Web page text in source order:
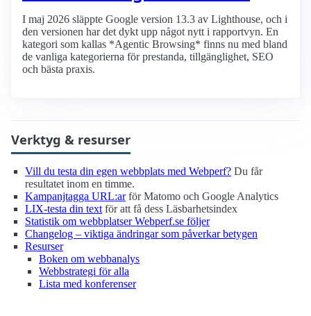
I maj 2026 släppte Google version 13.3 av Lighthouse, och i
den versionen har det dykt upp något nytt i rapportvyn. En
kategori som kallas *Agentic Browsing* finns nu med bland
de vanliga kategorierna för prestanda, tillgänglighet, SEO
och bästa praxis.
Verktyg & resurser
Vill du testa din egen webbplats med Webperf? Du får
resultatet inom en timme.
Kampanjtagga URL:arför Matomo och Google Analytics
LIX-testa din text för att få dess Läsbarhetsindex
Statistik om webbplatser Webperf.se följer
Changelog – viktiga ändringar som påverkar betygen
Resurser
Boken om webbanalys
Webbstrategi för alla
Lista med konferenser